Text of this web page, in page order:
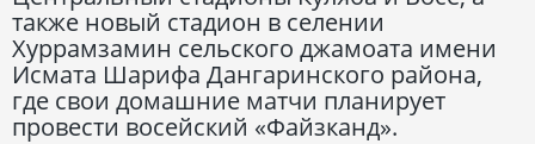
также новый стадион в селении
Хуррамзамин сельского джамоата имени
Исмата Шарифа Дангаринского района,
где свои домашние матчи планирует
провести восейский «Файзканд».